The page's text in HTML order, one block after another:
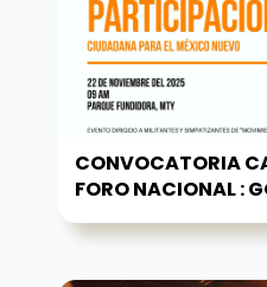
CONVOCATORIA
FORO NACIONAL :